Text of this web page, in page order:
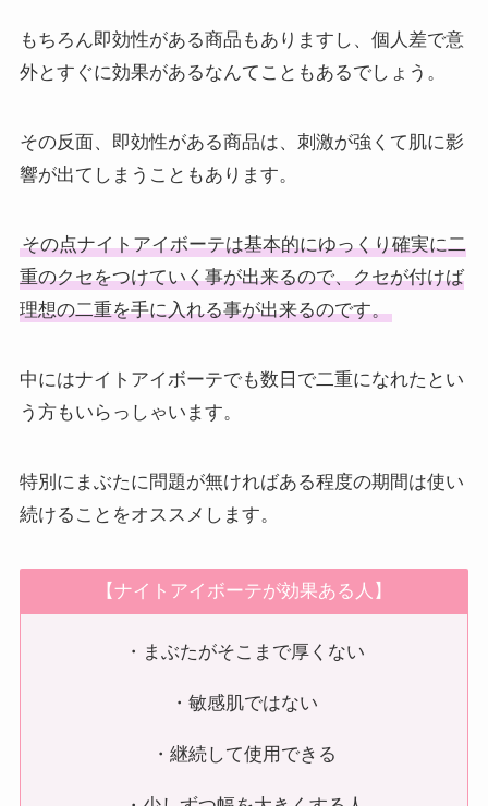
もちろん即効性がある商品もありますし、個人差で意
外とすぐに効果があるなんてこともあるでしょう。
その反面、即効性がある商品は、刺激が強くて肌に影
響が出てしまうこともあります。
その点ナイトアイボーテは基本的にゆっくり確実に二
重のクセをつけていく事が出来るので、クセが付けば
理想の二重を手に入れる事が出来るのです。
中にはナイトアイボーテでも数日で二重になれたとい
う方もいらっしゃいます。
特別にまぶたに問題が無ければある程度の期間は使い
続けることをオススメします。
【ナイトアイボーテが効果ある人】
・まぶたがそこまで厚くない
・敏感肌ではない
・継続して使用できる